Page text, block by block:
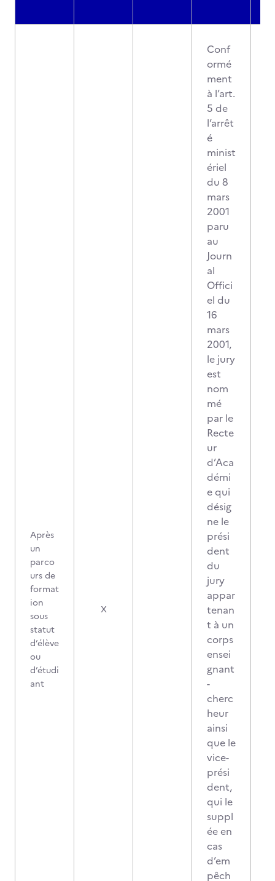
Après
un
parco
urs de
format
ion
sous
statut
d’élève
ou
d’étudi
ant
X
Conf
ormé
ment
à l’art.
5 de
l’arrêt
é
minist
ériel
du 8
mars
2001
paru
au
Journ
al
Offici
el du
16
mars
2001,
le jury
est
nom
mé
par le
Recte
ur
d’Aca
démi
e qui
désig
ne le
prési
dent
du
jury
appar
tenan
t à un
corps
ensei
gnant
-
cherc
heur
ainsi
que le
vice-
prési
dent,
qui le
suppl
ée en
cas
d’em
pêch